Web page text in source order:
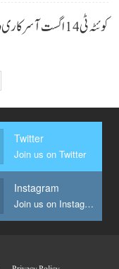
کوئٹہ ٹی 14 اگست آ سرکاری و پرائیویٹ ماڑی تے بیرفنگ نا بابت دیوان
Twitter
Join us on Twitter
Instagram
Join us on Instagram